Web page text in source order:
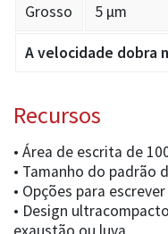
Grosso 5 µm
A velocidade dobra
Recursos
• Área de escrita de
• Tamanho do padrão
• Opções para
• Design